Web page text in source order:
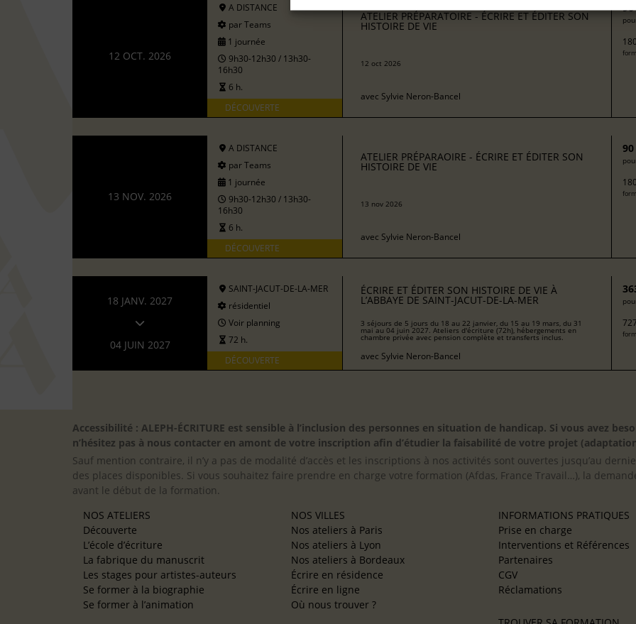
12 OCT. 2026
A DISTANCE
par Teams
1 journée
9h30-12h30 / 13h30-
16h30
6 h.
DÉCOUVERTE
ATELIER PRÉPARATOIRE - ÉCRIRE ET ÉDITER SON
HISTOIRE DE VIE
12 oct 2026
avec Sylvie Neron-Bancel
13 NOV. 2026
A DISTANCE
par Teams
1 journée
9h30-12h30 / 13h30-
16h30
6 h.
DÉCOUVERTE
ATELIER PRÉPARAOIRE - ÉCRIRE ET ÉDITER SON
HISTOIRE DE VIE
13 nov 2026
avec Sylvie Neron-Bancel
18 JANV. 2027
04 JUIN 2027
SAINT-JACUT-DE-LA-MER
résidentiel
Voir planning
72 h.
DÉCOUVERTE
ÉCRIRE ET ÉDITER SON HISTOIRE DE VIE À
L’ABBAYE DE SAINT-JACUT-DE-LA-MER
3 séjours de 5 jours du 18 au 22 janvier, du 15 au 19 mars, du 31
mai au 04 juin 2027. Ateliers d'écriture (72h), hébergements en
chambre privée avec pension complète et transferts inclus.
avec Sylvie Neron-Bancel
Accessibilité : ALEPH-ÉCRITURE est sensible à l’inclusion des personnes en situation de handicap. Si vous avez
n’hésitez pas à nous contacter en amont de votre inscription afin d’étudier la faisabilité de votre projet
Sauf mention contraire, il n’y a pas de modalité d’accès et les inscriptions à nos activités sont ouvertes jusqu’au
des places disponibles. Si vous souhaitez faire prendre en charge votre formation (Afdas, France Travail…), la
avant le début de la formation.
NOS ATELIERS
Découverte
L’école d’écriture
La fabrique du manuscrit
Les stages pour artistes-auteurs
Se former à la biographie
Se former à l’animation
NOS VILLES
Nos ateliers à Paris
Nos ateliers à Lyon
Nos ateliers à Bordeaux
Écrire en résidence
Écrire en ligne
Où nous trouver ?
INFORMATIONS PRATIQUES
Prise en charge
Interventions et Références
Partenaires
CGV
Réclamations